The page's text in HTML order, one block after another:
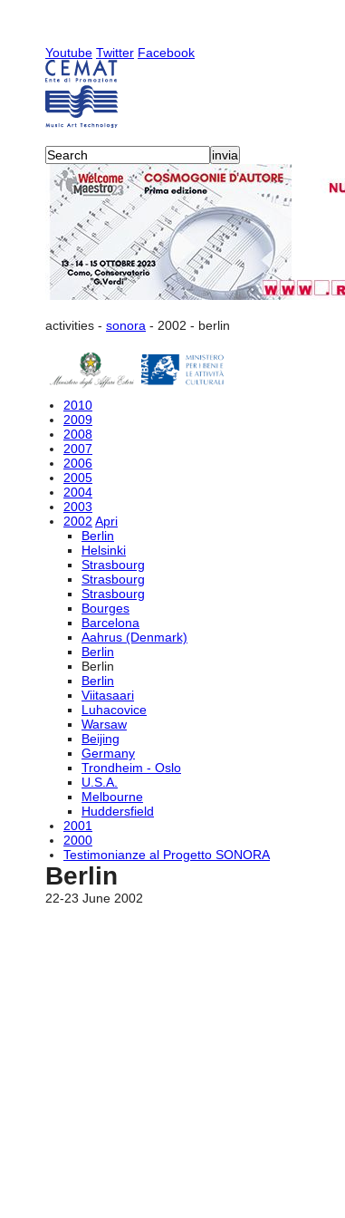
Youtube Twitter Facebook
activities - sonora - 2002 - berlin
2010
2009
2008
2007
2006
2005
2004
2003
2002 Apri
Berlin
Helsinki
Strasbourg
Strasbourg
Strasbourg
Bourges
Barcelona
Aahrus (Denmark)
Berlin
Berlin
Berlin
Viitasaari
Luhacovice
Warsaw
Beijing
Germany
Trondheim - Oslo
U.S.A.
Melbourne
Huddersfield
2001
2000
Testimonianze al Progetto SONORA
Berlin
22-23 June 2002